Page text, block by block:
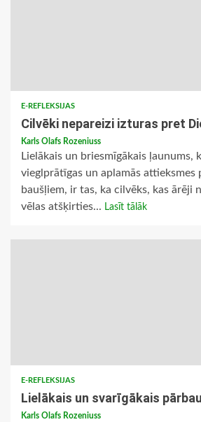
E-REFLEKSIJAS
Cilvēki nepareizi izturas pret
Karls Olafs Rozeniuss
Lielākais un briesmīgākais ļaunums,
vieglprātīgas un aplamās attieksmes
baušļiem, ir tas, ka cilvēks, kas ārēji
vēlas atšķirties... Lasīt tālāk
E-REFLEKSIJAS
Lielākais un svarīgākais
Karls Olafs Rozeniuss